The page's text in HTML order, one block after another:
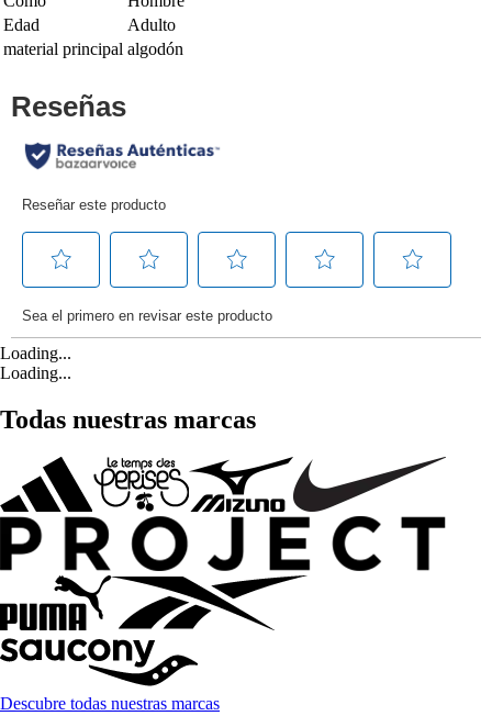
Edad
Adulto
material principal algodón
Loading...
Loading...
Todas nuestras marcas
Descubre todas nuestras marcas